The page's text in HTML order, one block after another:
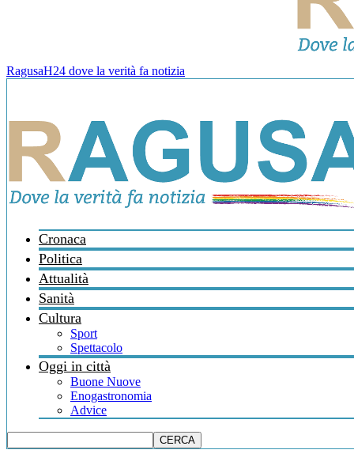
RagusaH24 dove la verità fa notizia
Cronaca
Politica
Attualità
Sanità
Cultura
Sport
Spettacolo
Oggi in città
Buone Nuove
Enogastronomia
Advice